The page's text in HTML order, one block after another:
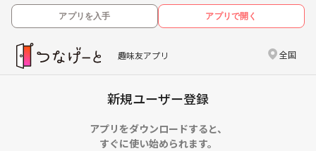
アプリを入手 アプリで開く
趣味友アプリ 全国
新規ユーザー登録
アプリをダウンロードすると、
すぐに使い始められます。